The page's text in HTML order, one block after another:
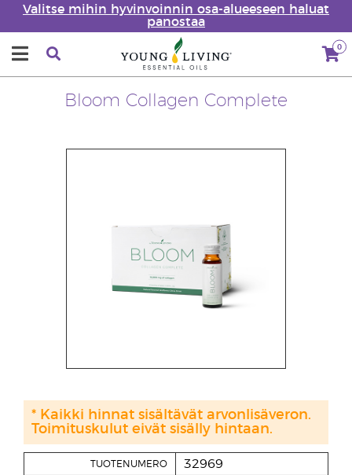
Valitse mihin hyvinvoinnin osa-alueeseen haluat
panostaa
0
Bloom Collagen Complete
TUOTENUMERO 32969
* Kaikki hinnat sisältävät arvonlisäveron.
Toimituskulut eivät sisälly hintaan.